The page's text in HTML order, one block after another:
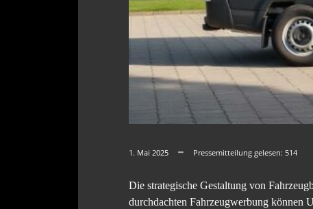
1. Mai 2025 Pressemitteilung gelesen: 514
Die strategische Gestaltung von
durchdachten Fahrzeugwerbung können